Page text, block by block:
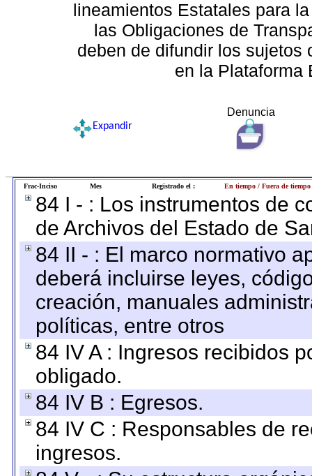
lineamientos Estatales para
las Obligaciones de
deben de difundir los sujetos
en la Plataforma
Denuncia
Expandir
Frac-Inciso Mes Registrado el : En tiempo / Fuera de tiempo
84 I - : Los instrumentos de
de Archivos del Estado de
84 II - : El marco normativo
deberá incluirse leyes,
creación, manuales
políticas, entre otros
84 IV A : Ingresos recibidos
obligado.
84 IV B : Egresos.
84 IV C : Responsables de
ingresos.